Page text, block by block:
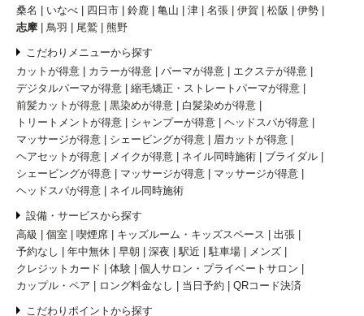
桑名
いなべ 四日市 鈴鹿 亀山 津 名張 伊賀 松阪
伊勢
志摩
鳥羽 尾鷲 熊野
こだわりメニューから探す
カットが得意
カラーが得意 パーマが得意
エクステが得意
デジタルパーマが得意
縮毛矯正・ストレートパーマが得意
前髪カットが得意
黒染めが得意
白髪染めが得意
トリートメントが得意
シャンプーが得意
ヘッドスパが得意
マッサージが得意
シェービングが得意
眉カットが得意
ヘアセットが得意
メイクが得意 ネイル同時施術
ブライダル
シェービングが得意
マッサージが得意
マッサージが得意
ヘッドスパが得意
ネイル同時施術
設備・サービスから探す
高級
個室 喫煙席 キッズルーム・キッズスペース
出張
予約なし
年中無休 早朝 深夜 駅近 駐車場
メンズ
クレジットカード
体験
個人サロン・プライベートサロン
カップル・ペア
ロング料金なし 当日予約 QRコード決済
こだわりポイントから探す